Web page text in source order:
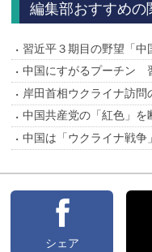
編集部おすすめの
習近平３期目の野望「
中国にすがるプーチン
岸田首相ウクライナ訪
中国共産党の「紅色」
中国は「ウクライナ戦争
シェア